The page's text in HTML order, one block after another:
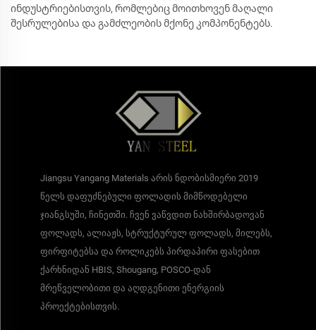
ინდუსტრიებისთვის, რომლებიც მოითხოვენ მაღალი
შესრულებისა და გამძლეობის მქონე კომპონენტებს.
Jiangsu Yangang Materials არის ნდობისმიერი 2019
წელს დაფუძნებული ფოლადის მიმწოდებელი
ჯიანგსუში, ჩინეთში. ჩვენ ვაწვდით ნახშირბადოვან
ფოლადს, ალიაჟს, სტრუქტურულ ფოლადს, მილებს,
ფირფიტებსა და როლიკებს პირდაპირი ფასებით
ქარხნიდან HBIS, Shougang, POSCO-დან
მრეწველობითი და აღდგენითი ენერგიის
პროექტებისთვის.